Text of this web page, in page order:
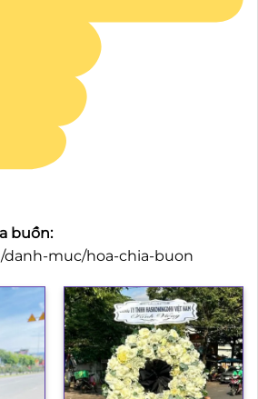
buồn:
danh-muc/hoa-chia-buon